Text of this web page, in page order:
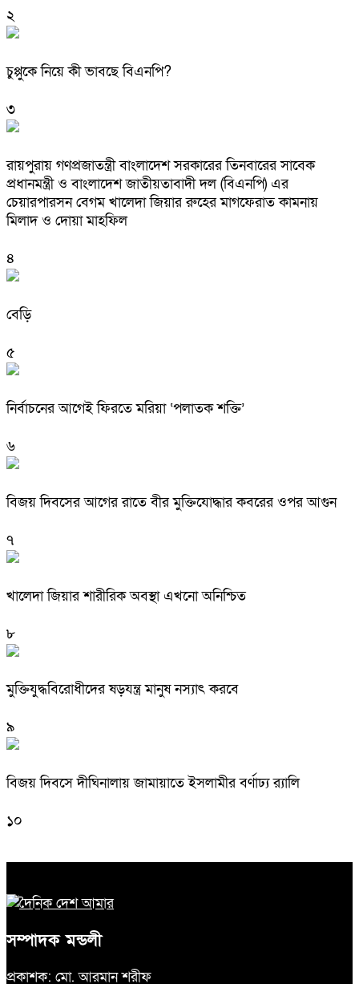
২
চুপ্পুকে নিয়ে কী ভাবছে বিএনপি?
৩
রায়পুরায় গণপ্রজাতন্ত্রী বাংলাদেশ সরকারের তিনবারের সাবেক
প্রধানমন্ত্রী ও বাংলাদেশ জাতীয়তাবাদী দল (বিএনপি) এর
চেয়ারপারসন বেগম খালেদা জিয়ার রুহের মাগফেরাত কামনায়
মিলাদ ও দোয়া মাহফিল
৪
বেড়ি
৫
নির্বাচনের আগেই ফিরতে মরিয়া ‘পলাতক শক্তি’
৬
বিজয় দিবসের আগের রাতে বীর মুক্তিযোদ্ধার কবরের ওপর আগুন
৭
খালেদা জিয়ার শারীরিক অবস্থা এখনো অনিশ্চিত
৮
মুক্তিযুদ্ধবিরোধীদের ষড়যন্ত্র মানুষ নস্যাৎ করবে
৯
বিজয় দিবসে দীঘিনালায় জামায়াতে ইসলামীর বর্ণাঢ্য র‍্যালি
১০
সম্পাদক মন্ডলী
প্রকাশক: মো. আরমান শরীফ